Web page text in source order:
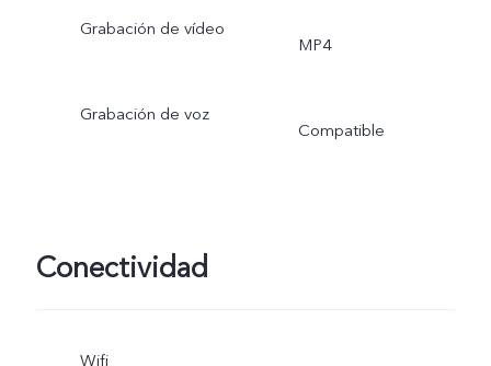
Grabación de vídeo
MP4
Grabación de voz
Compatible
Conectividad
Wifi